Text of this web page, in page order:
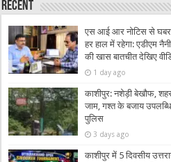
Recent
एस आई आर नोटिस से
हर हाल में रहेगा: एडीएम
की खास बातचीत देखिए
1 day ago
काशीपुर: नशेड़ी बेखौफ,
जाम, गश्त के बजाय
पुलिस
3 days ago
काशीपुर में 5 दिवसीय